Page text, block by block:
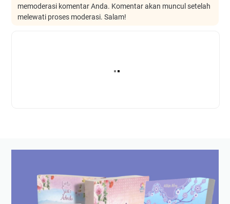
memoderasi komentar Anda. Komentar akan muncul setelah
melewati proses moderasi. Salam!